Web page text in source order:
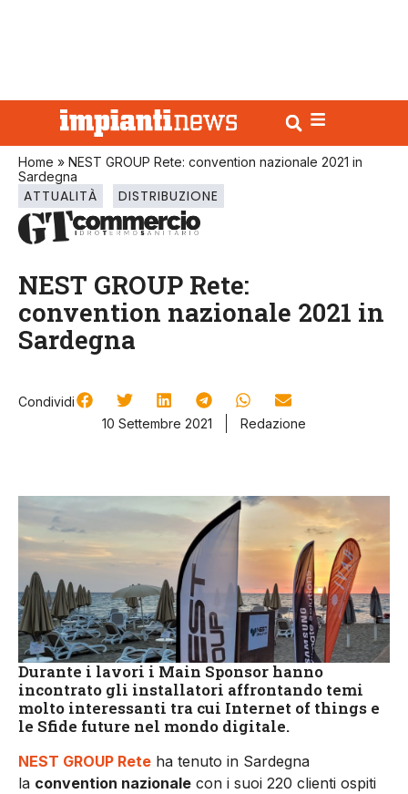
Home » NEST GROUP Rete: convention nazionale 2021 in
Sardegna
ATTUALITÀ DISTRIBUZIONE
NEST GROUP Rete:
convention nazionale 2021 in
Sardegna
Condividi
10 Settembre 2021
Redazione
Durante i lavori i Main Sponsor hanno
incontrato gli installatori affrontando temi
molto interessanti tra cui Internet of things e
le Sfide future nel mondo digitale.
NEST GROUP Rete ha tenuto in Sardegna
la convention nazionale con i suoi 220 clienti ospiti